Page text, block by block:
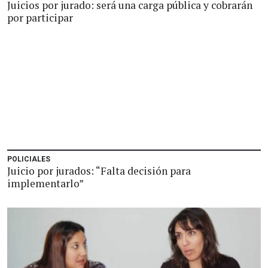
Juicios por jurado: será una carga pública y cobrarán
por participar
POLICIALES
Juicio por jurados: “Falta decisión para
implementarlo”